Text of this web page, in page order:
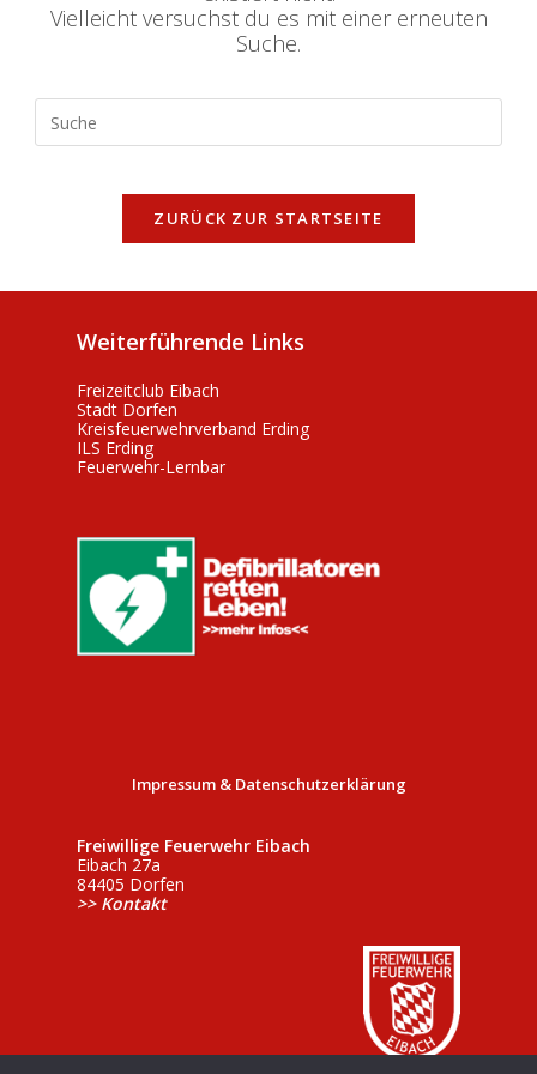
Vielleicht versuchst du es mit einer erneuten
Suche.
Search
this
website
ZURÜCK ZUR STARTSEITE
Weiterführende Links
Freizeitclub Eibach
Stadt Dorfen
Kreisfeuerwehrverband Erding
ILS Erding
Feuerwehr-Lernbar
Impressum & Datenschutzerklärung
Freiwillige Feuerwehr Eibach
Eibach 27a
84405 Dorfen
>> Kontakt